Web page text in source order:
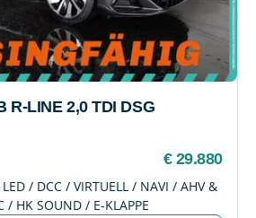
R-LINE 2,0 TDI DSG
€ 29.880
/ DCC / VIRTUELL / NAVI / AHV &
/ HK SOUND / E-KLAPPE